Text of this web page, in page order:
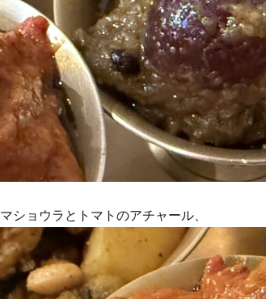
マショウラとトマトのアチャール、